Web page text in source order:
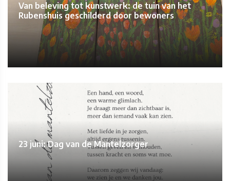
Van beleving tot kunstwerk: de tuin van het
Rubenshuis geschilderd door bewoners
23 juni: Dag van de Mantelzorger